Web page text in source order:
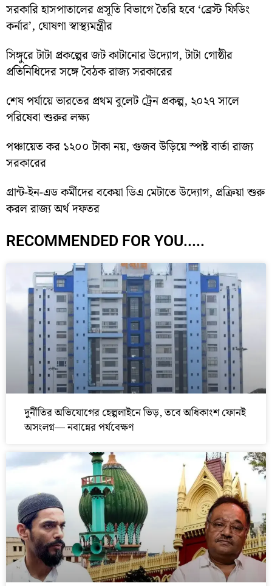
সরকারি হাসপাতালের প্রসূতি বিভাগে তৈরি হবে ‘ব্রেস্ট ফিডিং
কর্নার’, ঘোষণা স্বাস্থ্যমন্ত্রীর
সিঙ্গুরে টাটা প্রকল্পের জট কাটানোর উদ্যোগ, টাটা গোষ্ঠীর
প্রতিনিধিদের সঙ্গে বৈঠক রাজ্য সরকারের
শেষ পর্যায়ে ভারতের প্রথম বুলেট ট্রেন প্রকল্প, ২০২৭ সালে
পরিষেবা শুরুর লক্ষ্য
পঞ্চায়েত কর ১২০০ টাকা নয়, গুজব উড়িয়ে স্পষ্ট বার্তা রাজ্য
সরকারের
গ্রান্ট-ইন-এড কর্মীদের বকেয়া ডিএ মেটাতে উদ্যোগ, প্রক্রিয়া শুরু
করল রাজ্য অর্থ দফতর
RECOMMENDED FOR YOU.....
দুর্নীতির অভিযোগের হেল্পলাইনে ভিড়, তবে অধিকাংশ ফোনই
অসংলগ্ন— নবান্নের পর্যবেক্ষণ